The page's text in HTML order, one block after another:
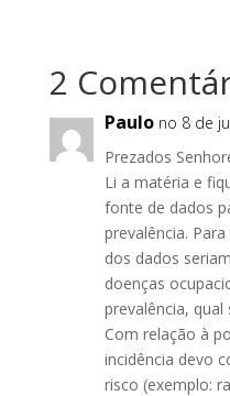
2
Paulo no 8 de
Prezados
Li a matéria e
fonte de dados
prevalência.
dos dados
doenças
prevalência, qual
Com relação à
incidência devo
risco (exemplo: